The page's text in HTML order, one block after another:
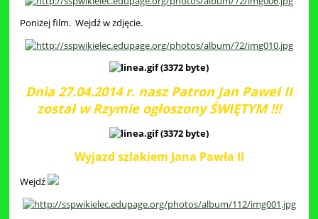
Poniżej film. Wejdź w zdjęcie.
Dnia 27.04.2014 r. nasz Patron Jan Paweł II
został w Rzymie ogłoszony ŚWIĘTYM !!!
Wyjazd szlakiem Jana Pawła II
Wejdź